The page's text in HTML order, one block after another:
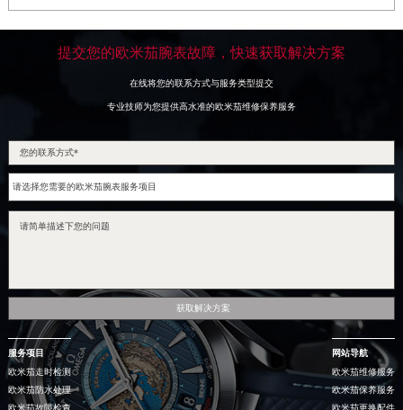
提交您的欧米茄腕表故障，快速获取解决方案
在线将您的联系方式与服务类型提交
专业技师为您提供高水准的欧米茄维修保养服务
获取解决方案
服务项目
欧米茄走时检测
欧米茄防水处理
欧米茄故障检查
网站导航
欧米茄维修服务
欧米茄保养服务
欧米茄更换配件